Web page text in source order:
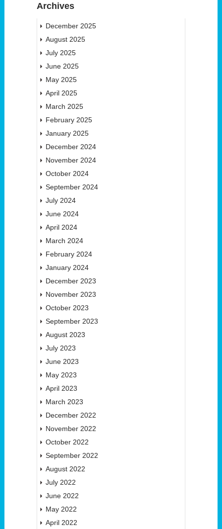
Archives
December 2025
August 2025
July 2025
June 2025
May 2025
April 2025
March 2025
February 2025
January 2025
December 2024
November 2024
October 2024
September 2024
July 2024
June 2024
April 2024
March 2024
February 2024
January 2024
December 2023
November 2023
October 2023
September 2023
August 2023
July 2023
June 2023
May 2023
April 2023
March 2023
December 2022
November 2022
October 2022
September 2022
August 2022
July 2022
June 2022
May 2022
April 2022